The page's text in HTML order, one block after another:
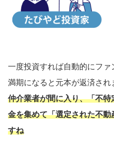
一度投資すれば自動的にファ
満期になると元本が返済され
仲介業者が間に入り、「不
金を集めて「選定された不
すね